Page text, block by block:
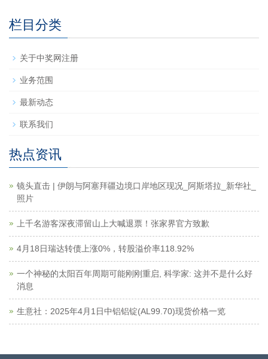
栏目分类
关于中奖网注册
业务范围
最新动态
联系我们
热点资讯
镜头直击 | 伊朗与阿塞拜疆边境口岸地区现况_阿斯塔拉_新华社_
照片
上千名游客深夜滞留山上大喊退票！张家界官方致歉
4月18日瑞达转债上涨0%，转股溢价率118.92%
一个神秘的太阳百年周期可能刚刚重启, 科学家: 这并不是什么好
消息
生意社：2025年4月1日中铝铝锭(AL99.70)现货价格一览